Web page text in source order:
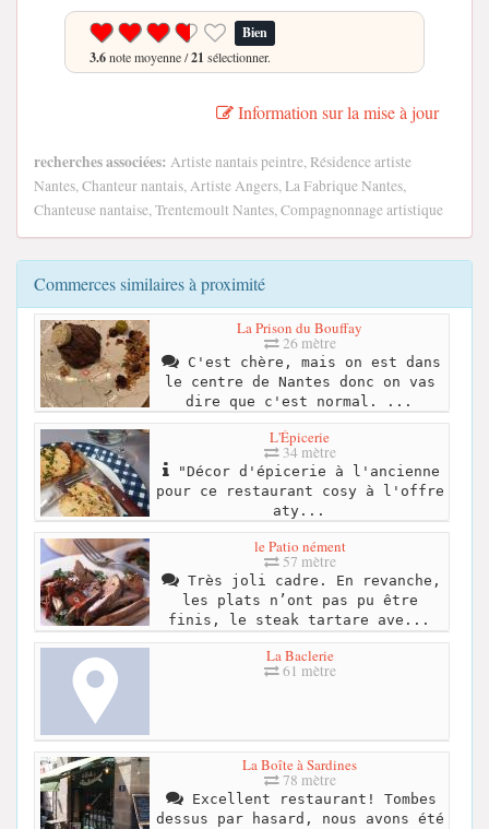
Bien
3.6note moyenne /21 sélectionner.
Information sur la mise à jour
recherches associées: Artiste nantais peintre, Résidence artiste
Nantes, Chanteur nantais, Artiste Angers, La Fabrique Nantes,
Chanteuse nantaise, Trentemoult Nantes, Compagnonnage artistique
Commerces similaires à proximité
La Prison du Bouffay
26 mètre
C'est chère, mais on est dans
le centre de Nantes donc on vas
dire que c'est normal. ...
L'Épicerie
34 mètre
"Décor d'épicerie à l'ancienne
pour ce restaurant cosy à l'offre
aty...
le Patio nément
57 mètre
Très joli cadre. En revanche,
les plats n’ont pas pu être
finis, le steak tartare ave...
La Baclerie
61 mètre
La Boîte à Sardines
78 mètre
Excellent restaurant! Tombes
dessus par hasard, nous avons été